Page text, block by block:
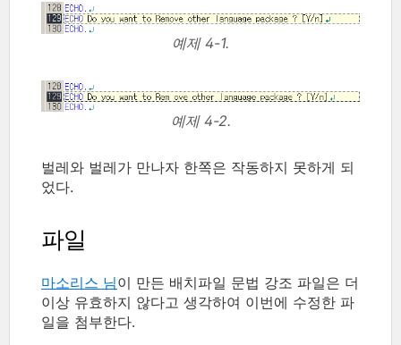
예제 4-1.
예제 4-2.
벌레와 벌레가 만나자 한쪽은 작동하지 못하게 되
었다.
파일
마소리스 님이 만든 배치파일 문법 강조 파일은 더
이상 유효하지 않다고 생각하여 이번에 수정한 파
일을 첨부한다.